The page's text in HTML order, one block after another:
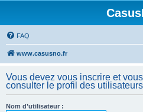
FAQ
www.casusno.fr
Vous devez vous inscrire et
consulter le profil des
Nom d’utilisateur :